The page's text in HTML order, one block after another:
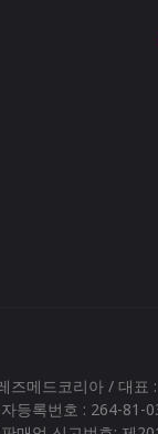
즈메드코리아 / 대표
등록번호 : 264-81-